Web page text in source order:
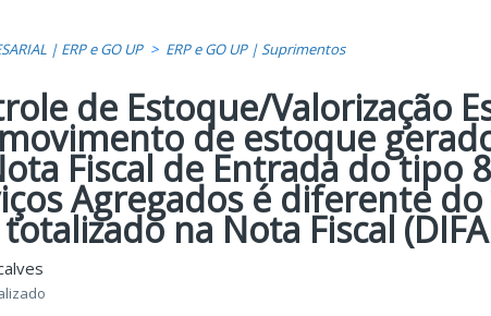
| ERP e GO UP ERP e GO UP | Suprimentos
de Estoque/Valorização
de estoque
Fiscal de Entrada do tipo
Agregados é diferente
na Nota Fiscal